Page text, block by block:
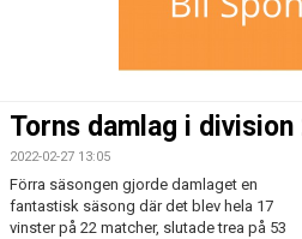
MANUAL
TORNHUSET
Torns damlag i division
2022-02-27 13:05
Förra säsongen gjorde damlaget en
fantastisk säsong där det blev hela 17
vinster på 22 matcher, slutade trea på 53